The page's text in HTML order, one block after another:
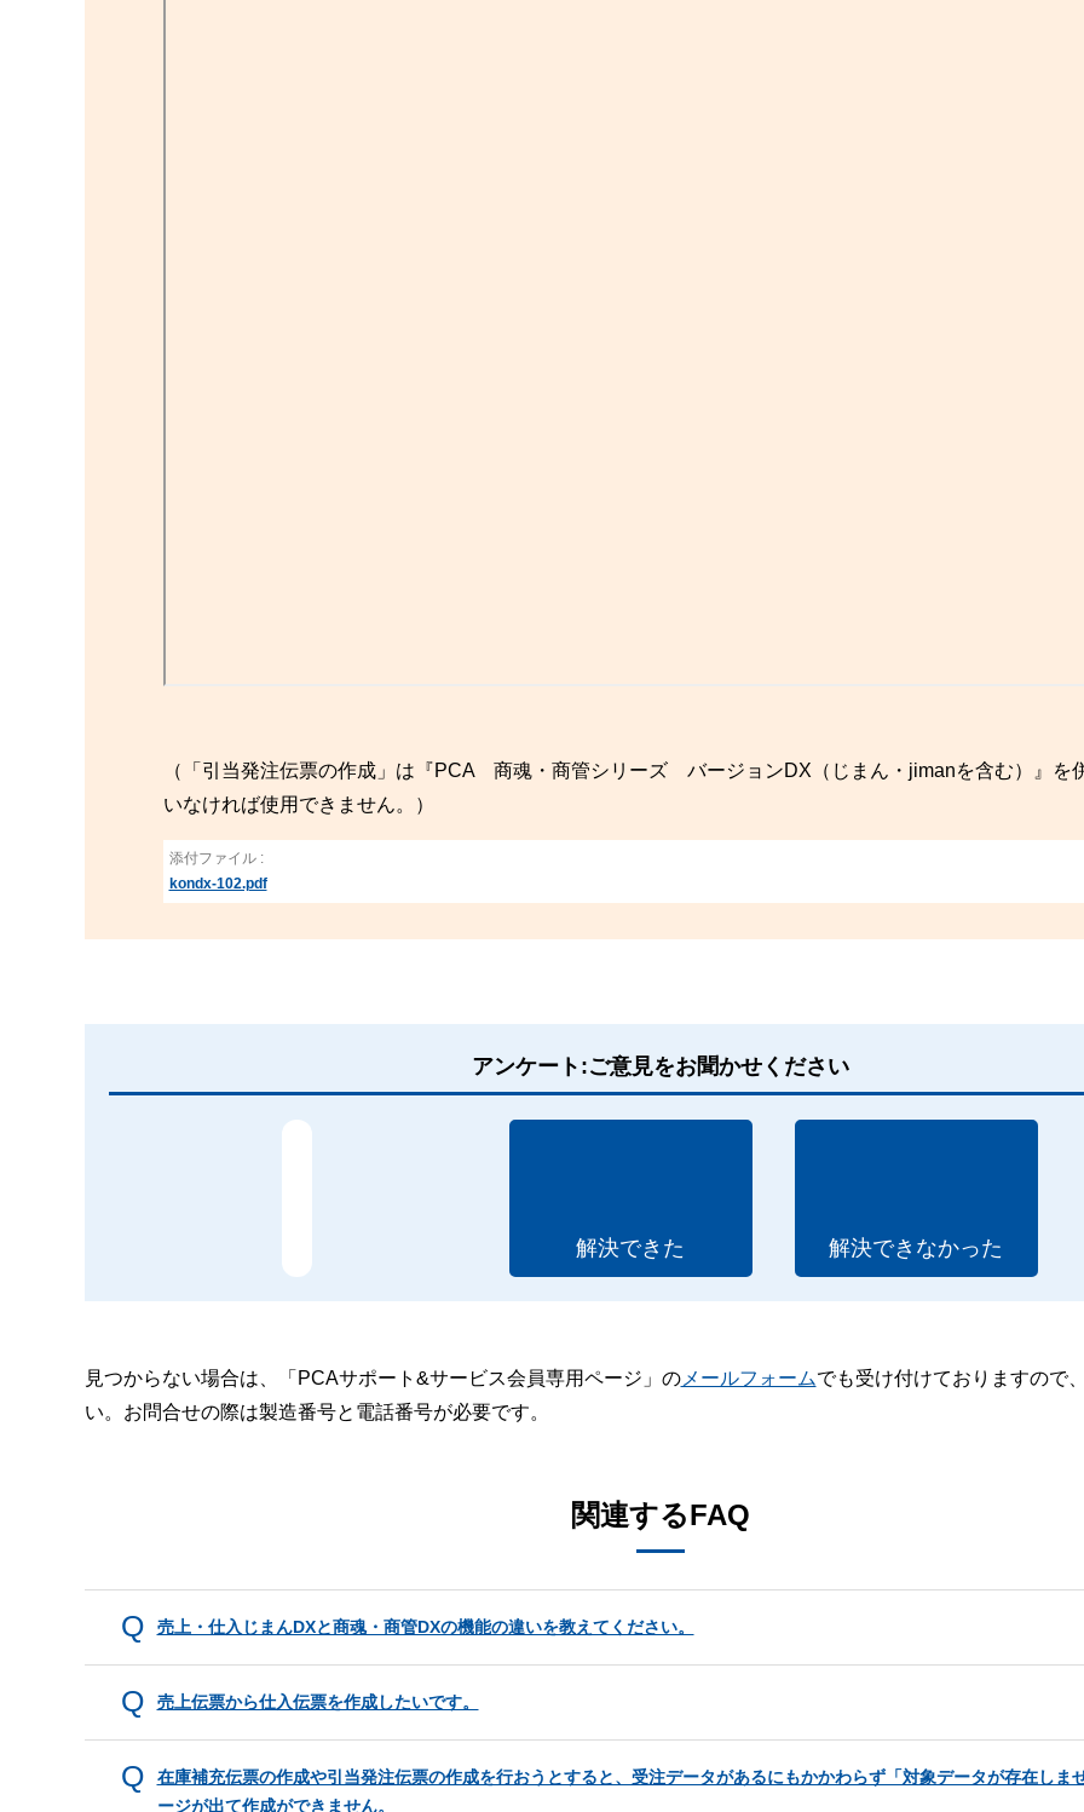
（「引当発注伝票の作成」は『PCA 商魂・商管シリーズ バージョンDX（じまん・jimanを含む）』を
いなければ使用できません。）
添付ファイル :
kondx-102.pdf
アンケート:ご意見をお聞かせください
解決できた 解決できなかった
見つからない場合は、「PCAサポート&サービス会員専用ページ」のメールフォームでも受け付けておりますので
い。お問合せの際は製造番号と電話番号が必要です。
関連するFAQ
売上・仕入じまんDXと商魂・商管DXの機能の違いを教えてください。
売上伝票から仕入伝票を作成したいです。
在庫補充伝票の作成や引当発注伝票の作成を行おうとすると、受注データがあるにもかかわらず「対象データが存在しま
ージが出て作成ができません。